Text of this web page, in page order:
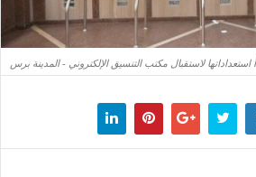
استعداداتها لاستقبال مكتب التنسيق الإلكتروني - المدينة برس